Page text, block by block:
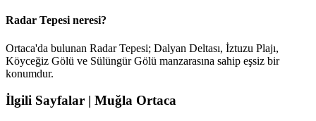
Radar Tepesi neresi?
Ortaca'da bulunan Radar Tepesi; Dalyan Deltası, İztuzu Plajı,
Köyceğiz Gölü ve Sülüngür Gölü manzarasına sahip eşsiz bir
konumdur.
İlgili Sayfalar | Muğla Ortaca